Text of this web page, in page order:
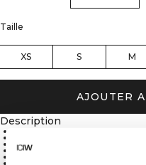
Taille
XS S M
AJOUTER
Description
Adjustable straps for
Medium support for balanced